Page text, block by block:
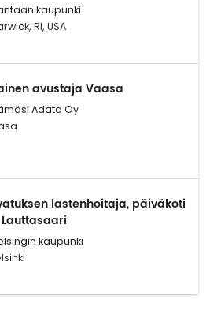
kaupunki
RI, USA
avustaja Vaasa
Adato Oy
lastenhoitaja, päiväkoti
kaupunki